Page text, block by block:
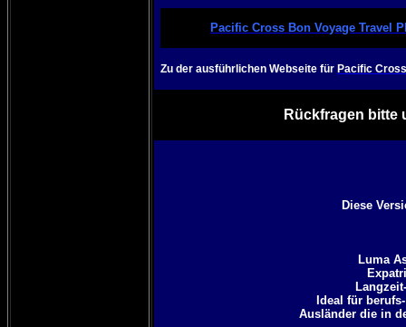
Pacific Cross Bon Voyage Travel
Zu der ausführlichen Webseite für Pacific
Rückfragen bitte
Diese
Luma
Ideal für
Ausländer die in